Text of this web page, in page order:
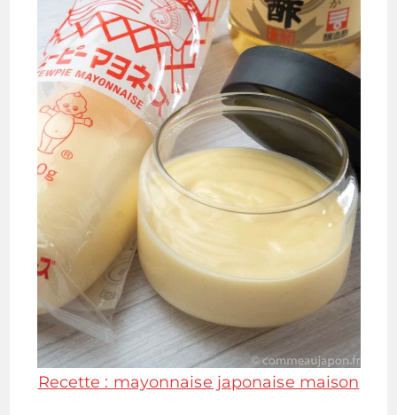
Recette : mayonnaise japonaise maison